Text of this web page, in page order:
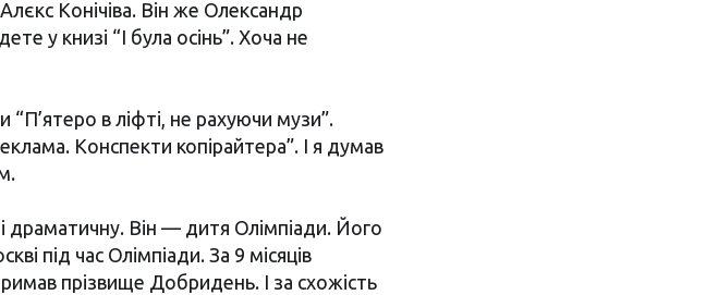
Конічіва. Він же Олександр
у книзі “І була осінь”. Хоча не
“П’ятеро в ліфті, не рахуючи музи”.
Конспекти копірайтера”. І я думав
драматичну. Він — дитя Олімпіади. Його
під час Олімпіади. За 9 місяців
прізвище Добридень. І за схожість